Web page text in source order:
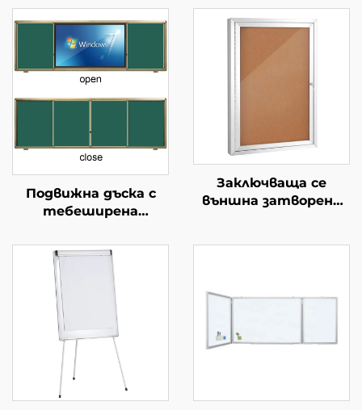
Подвижна дъска с
тебеширена
дъска за тебешир в
класна стая Дъска за
училище
Заключваща се
външна затворена
информационен
табла с врата с
стена с алуминиева